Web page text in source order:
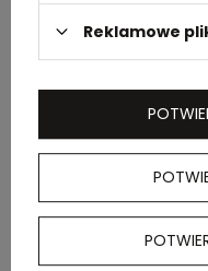
zrealizował
Gadżety okazały
spójne z naszym
»Odwaga pokoju«.
korzystali z
mogliśmy skupić
aspektach
Reklamowe